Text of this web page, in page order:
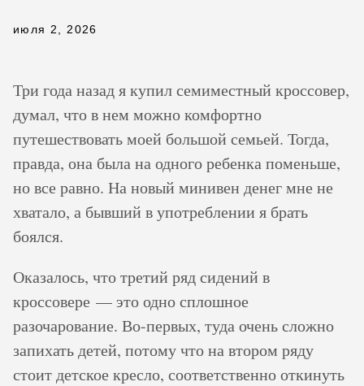
июля 2, 2026
Три года назад я купил семиместный кроссовер,
думал, что в нем можно комфортно
путешествовать моей большой семьей. Тогда,
правда, она была на одного ребенка поменьше,
но все равно. На новый минивен денег мне не
хватало, а бывший в употреблении я брать
боялся.
Оказалось, что третий ряд сидений в
кроссовере — это одно сплошное
разочарование. Во-первых, туда очень сложно
запихать детей, потому что на втором ряду
стоит детское кресло, соответственно откинуть